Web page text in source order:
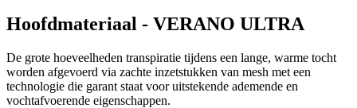
Hoofdmateriaal - VERANO ULTRA
De grote hoeveelheden transpiratie tijdens een lange, warme tocht
worden afgevoerd via zachte inzetstukken van mesh met een
technologie die garant staat voor uitstekende ademende en
vochtafvoerende eigenschappen.